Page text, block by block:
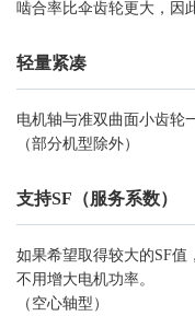
啮合率比伞齿轮更大，因
轻量紧凑
电机轴与准双曲面小齿轮
（部分机型除外）
支持SF（服务系数）
如果希望取得较大的SF值
不用增大电机功率。
（空心轴型）